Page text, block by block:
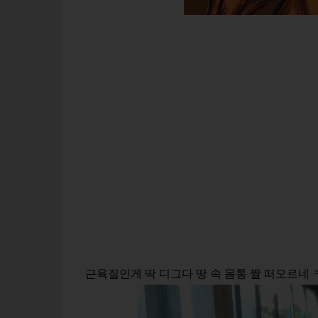
근육질인게 딱 디그다 땅 속 몸통 짤 떠오르네